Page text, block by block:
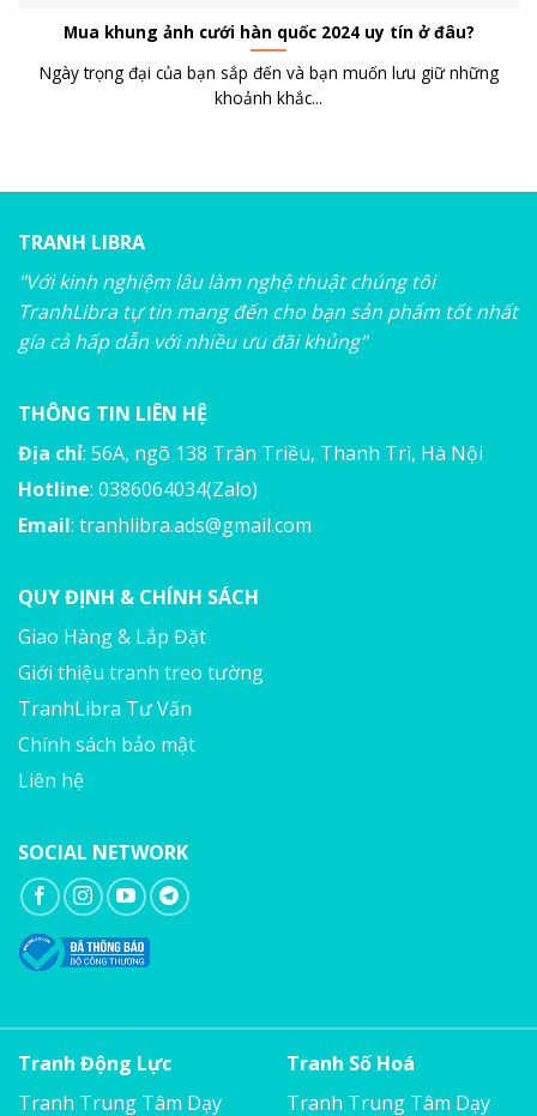
Mua khung ảnh cưới hàn quốc 2024 uy tín ở đâu?
Ngày trọng đại của bạn sắp đến và bạn muốn lưu giữ những
khoảnh khắc...
TRANH LIBRA
"Với kinh nghiệm lâu làm nghệ thuật chúng tôi
TranhLibra tự tin mang đến cho bạn sản phẩm tốt nhất
gía cả hấp dẫn với nhiều ưu đãi khủng"
THÔNG TIN LIÊN HỆ
Địa chỉ: 56A, ngõ 138 Trân Triều, Thanh Trì, Hà Nội
Hotline: 0386064034(Zalo)
Email: tranhlibra.ads@gmail.com
QUY ĐỊNH & CHÍNH SÁCH
Giao Hàng & Lắp Đặt
Giới thiệu tranh treo tường
TranhLibra Tư Vấn
Chính sách bảo mật
Liên hệ
SOCIAL NETWORK
Tranh Động Lực
Tranh Trung Tâm Dạy
Tranh Số Hoá
Tranh Trung Tâm Dạy